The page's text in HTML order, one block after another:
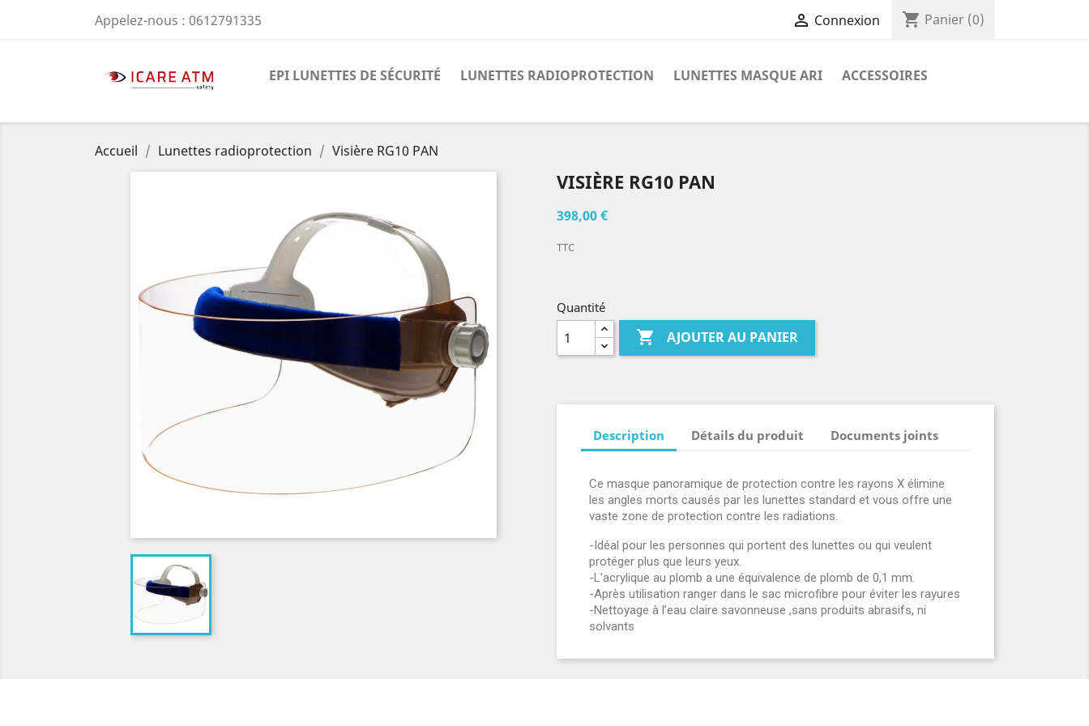
Appelez-nous : 0612791335  Connexion shopping_cart Panier (0)
EPI LUNETTES DE SÉCURITÉ LUNETTES RADIOPROTECTION LUNETTES MASQUE ARI ACCESSOIRES
Accueil Lunettes radioprotection Visière RG10 PAN
VISIÈRE RG10 PAN
398,00 €
TTC
Quantité
 AJOUTER AU PANIER
Description Détails du produit Documents joints
Ce masque panoramique de protection contre les rayons X élimine
les angles morts causés par les lunettes standard et vous offre une
vaste zone de protection contre les radiations.
-Idéal pour les personnes qui portent des lunettes ou qui veulent
protéger plus que leurs yeux.
-L'acrylique au plomb a une équivalence de plomb de 0,1 mm.
-Après utilisation ranger dans le sac microfibre pour éviter les rayures
-Nettoyage à l’eau claire savonneuse ,sans produits abrasifs, ni
solvants